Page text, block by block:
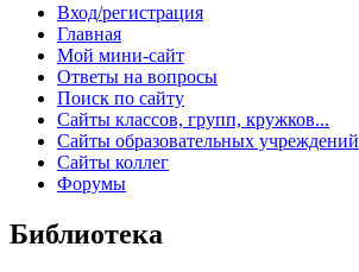
Вход/регистрация
Главная
Мой мини-сайт
Ответы на вопросы
Поиск по сайту
Сайты классов, групп, кружков...
Сайты образовательных учреждений
Сайты коллег
Форумы
Библиотека